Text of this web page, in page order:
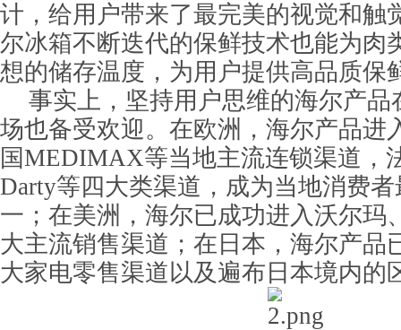
计，给用户带来了最完美的视觉和触
尔冰箱不断迭代的保鲜技术也能为肉
想的储存温度，为用户提供高品质保
事实上，坚持用户思维的海尔产品
场也备受欢迎。在欧洲，海尔产品进
国MEDIMAX等当地主流连锁渠道，
Darty等四大类渠道，成为当地消费
一；在美洲，海尔已成功进入沃尔玛
大主流销售渠道；在日本，海尔产品
大家电零售渠道以及遍布日本境内的